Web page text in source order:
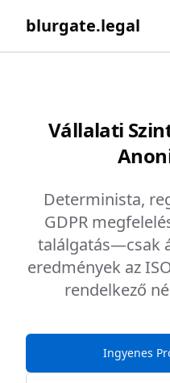
blurgate.legal
Vállalati
Determinista,
GDPR
találgatás—csak
eredmények az
rendelkező
Ingyenes